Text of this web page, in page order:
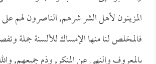
المزينون لأهل الشر شرهم, الناصرون لهم
فالمخلص لنا منها الإمساك للألسنة جملة